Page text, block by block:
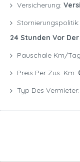
Versicherung:
Stornierungspolitik:
24 Stunden Vor
Pauschale Km/
Preis Per Zus. Km:
Typ Des Vermieter: